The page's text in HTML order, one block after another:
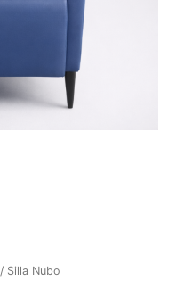
/ Silla Nubo